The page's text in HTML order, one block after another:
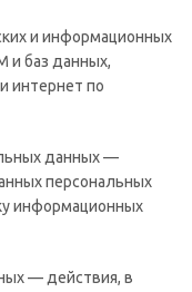
и информационных
и баз данных,
интернет по
данных —
персональных
информационных
— действия, в